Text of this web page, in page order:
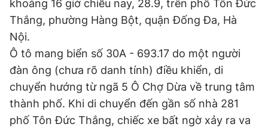
Thông tin tòa soạn Liên hệ quảng cáo
Đọc Thanh Niên trên điện thoại
khoảng 16 giờ chiều nay, 28.9, trên phố Tôn Đức
Thắng, phường Hàng Bột, quận Đống Đa, Hà
Nội.
Ô tô mang biển số 30A - 693.17 do một người
đàn ông (chưa rõ danh tính) điều khiển, di
chuyển hướng từ ngã 5 Ô Chợ Dừa về trung tâm
thành phố. Khi di chuyển đến gần số nhà 281
phố Tôn Đức Thắng, chiếc xe bất ngờ xảy ra va